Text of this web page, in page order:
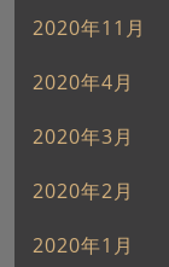
2020年11月
2020年4月
2020年3月
2020年2月
2020年1月